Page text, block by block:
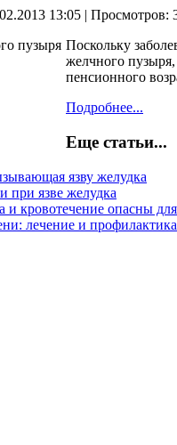
13:05 | Просмотров:
Поскольку
желчного
пенсионного
Подробнее...
Еще статьи...
язву желудка
при язве желудка
и кровотечение опасны
лечение и профилактика